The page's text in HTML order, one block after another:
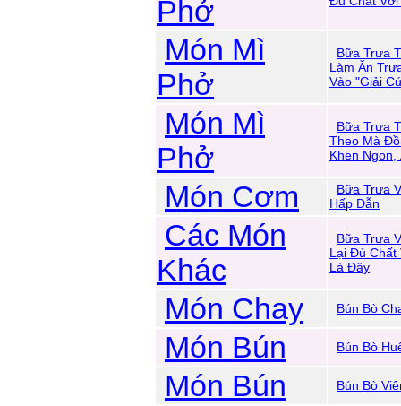
Phở
Món Mì
Phở
Bữa Trưa
Làm Ăn
Vào "Giải
Món Mì
Phở
Bữa Trưa
Theo Mà
Khen Ngon,
Món Cơm
Bữa Trưa
Hấp Dẫn
Các Món
Khác
Bữa Trưa
Lại Đủ Chất
Là Đây
Món Chay Bún Bò
Món Bún Bún Bò
Món Bún Bún Bò